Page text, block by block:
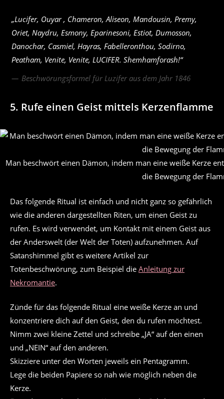
„Lucifer, Ouyar , Chameron, Aliseon, Mandousin, Premy,
Oriet, Naydru, Esmony, Eparinesoni, Estiot, Dumosson,
Danochar, Casmiel, Hayras, Fabelleronthou, Sodirno,
Peatham, Venite, Venite, LUCIFER. Shemhamforash!“
Beschwörungsformel für Luzifer aus dem Jahr 1846
5. Rufe einen Geist mittels Kerzenflamme
Man beschwört einen Dämon, indem man eine weiße Kerze
die Bewegung der
Das folgende Ritual ist einfach und nicht ganz so gefährlich
wie die anderen dargestellten Riten, um einen Geist zu
rufen. Es wird verwendet, um Kontakt mit einem Geist aus
der Anderswelt (der Welt der Toten) aufzunehmen. Auf
Satanshimmel gibt es weitere Artikel zur
Totenbeschwörung, zum Beispiel die Anleitung zur
Nekromantie.
Zünde für das folgende Ritual eine weiße Kerze an und
konzentriere dich auf den Geist, den du rufen möchtest.
Nimm zwei kleine Zettel und schreibe „JA“ auf den einen
und „NEIN“ auf den anderen.
Skizziere unter den Worten jeweils ein Pentagramm.
Lege die beiden Papiere so nah wie möglich neben die
Kerze.